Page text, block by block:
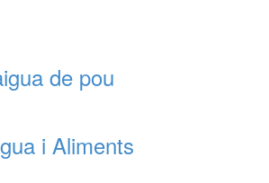
de pou
i Aliments